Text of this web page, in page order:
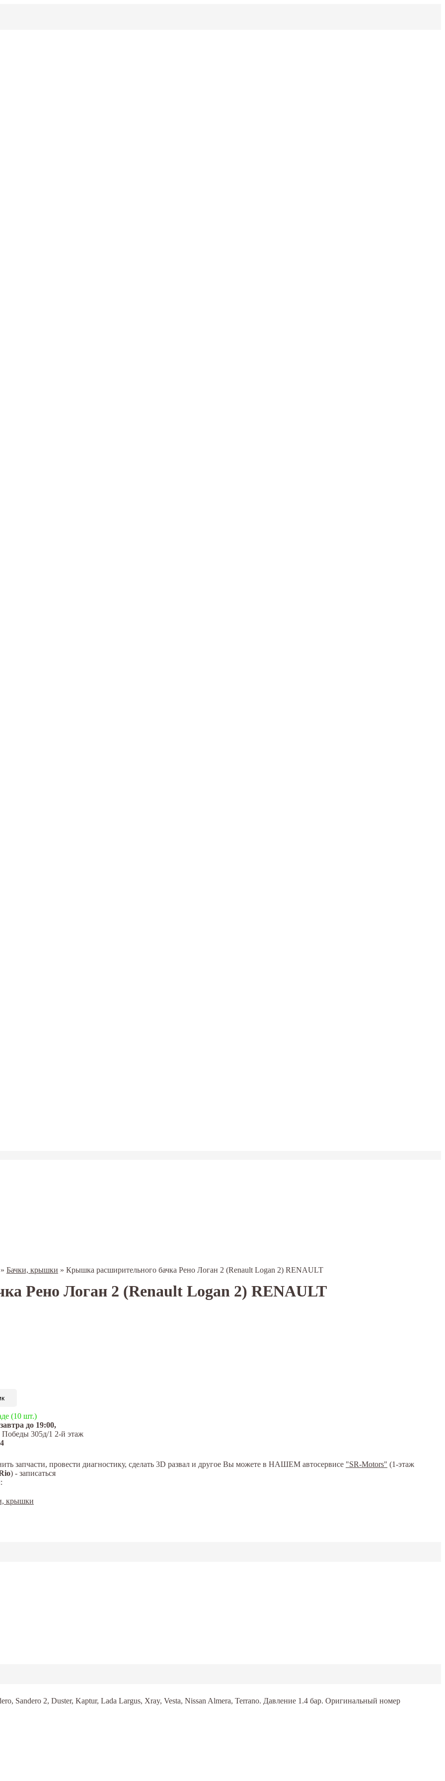
» Бачки, крышки » Крышка расширительного бачка Рено Логан 2 (Renault Logan 2) RENAULT
Рено Логан 2 (Renault Logan 2) RENAULT
(10 шт.)
до 19:00,
Победы 305д/1 2-й этаж
запчасти, провести диагностику, сделать 3D развал и другое Вы можете в НАШЕМ автосервисе "SR-Motors" (1-этаж
) - записаться
крышки
Sandero 2, Duster, Kaptur, Lada Largus, Xray, Vesta, Nissan Almera, Terrano. Давление 1.4 бар. Оригинальный номер